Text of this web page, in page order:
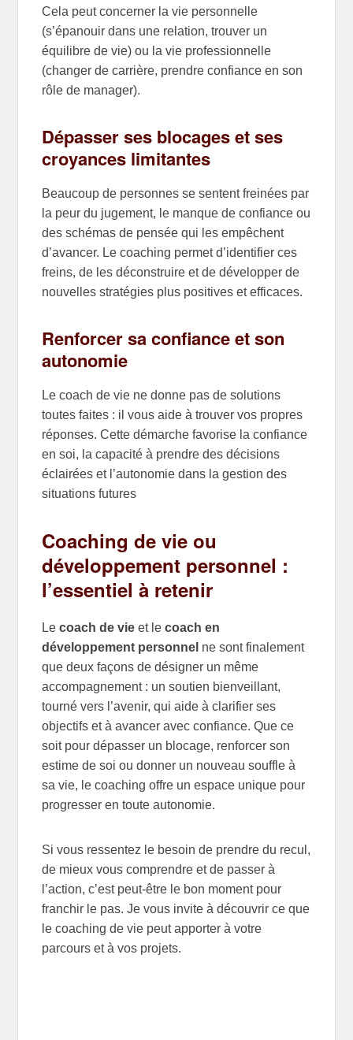
Cela peut concerner la vie personnelle
(s’épanouir dans une relation, trouver un
équilibre de vie) ou la vie professionnelle
(changer de carrière, prendre confiance en son
rôle de manager).
Dépasser ses blocages et ses
croyances limitantes
Beaucoup de personnes se sentent freinées par
la peur du jugement, le manque de confiance ou
des schémas de pensée qui les empêchent
d’avancer. Le coaching permet d’identifier ces
freins, de les déconstruire et de développer de
nouvelles stratégies plus positives et efficaces.
Renforcer sa confiance et son
autonomie
Le coach de vie ne donne pas de solutions
toutes faites : il vous aide à trouver vos propres
réponses. Cette démarche favorise la confiance
en soi, la capacité à prendre des décisions
éclairées et l’autonomie dans la gestion des
situations futures
Coaching de vie ou
développement personnel :
l’essentiel à retenir
Lecoach de vie et lecoach en
développement personnel ne sont finalement
que deux façons de désigner un même
accompagnement : un soutien bienveillant,
tourné vers l’avenir, qui aide à clarifier ses
objectifs et à avancer avec confiance. Que ce
soit pour dépasser un blocage, renforcer son
estime de soi ou donner un nouveau souffle à
sa vie, le coaching offre un espace unique pour
progresser en toute autonomie.
Si vous ressentez le besoin de prendre du recul,
de mieux vous comprendre et de passer à
l’action, c’est peut-être le bon moment pour
franchir le pas. Je vous invite à découvrir ce que
le coaching de vie peut apporter à votre
parcours et à vos projets.